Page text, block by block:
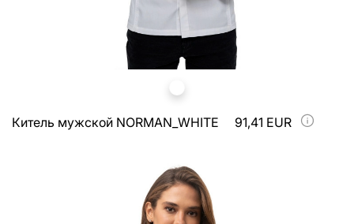
Китель мужской NORMAN_WHITE 91,41 EUR